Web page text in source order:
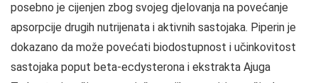
posebno je cijenjen zbog svojeg djelovanja na povećanje
apsorpcije drugih nutrijenata i aktivnih sastojaka. Piperin je
dokazano da može povećati biodostupnost i učinkovitost
sastojaka poput beta-ecdysterona i ekstrakta Ajuga